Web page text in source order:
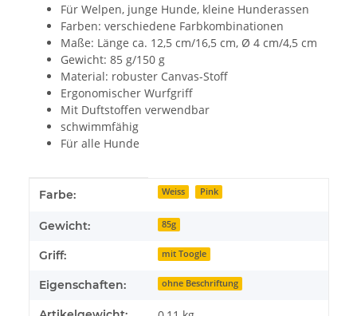
Für Welpen, junge Hunde, kleine Hunderassen
Farben: verschiedene Farbkombinationen
Maße: Länge ca. 12,5 cm/16,5 cm, Ø 4 cm/4,5 cm
Gewicht: 85 g/150 g
Material: robuster Canvas-Stoff
Ergonomischer Wurfgriff
Mit Duftstoffen verwendbar
schwimmfähig
Für alle Hunde
Produkteigenschaft
Wert
Farbe: Weiss Pink
Gewicht: 85g
Griff: mit Toogle
Eigenschaften: ohne Beschriftung